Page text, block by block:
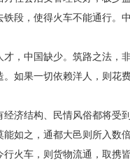
段，使得火车不能通行。
，中国缺少。筑路之法，
如果一切依赖洋人，则花
济结构、民情风俗都将受
如之，通都大邑则所入数
火车，则货物流通，取携